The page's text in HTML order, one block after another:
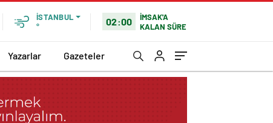
İSTANBUL
°
02:00
İMSAK'A
KALAN SÜRE
Yazarlar Gazeteler